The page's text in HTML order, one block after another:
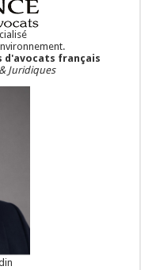
d'avocats français
Juridiques